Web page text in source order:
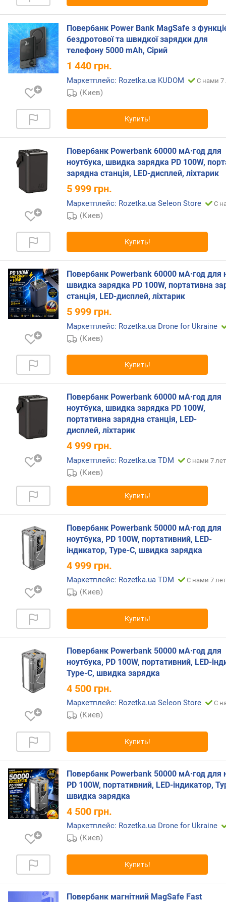
м
А
ч
)
б
с
п
о
в
о
я
а
я
(
В
т
)
S
C
(
ш
т
U
B
(
м
а
к
м
щ
н
о
т
ь
(
н
1
п
о
т
(
В
т
)
S
(
Повербанк Power Bank MagSafe з
бездротової та швидкої зарядки для
телефону 5000 mAh, Сірий
1 440 грн.
Маркетплейс: Rozetka.ua KUDOM С нами 7
(Киев)
Купить!
Повербанк Powerbank 60000 мА·год для
ноутбука, швидка зарядка PD 100W,
зарядна станція, LED-дисплей, ліхтарик
5 999 грн.
Маркетплейс: Rozetka.ua Seleon Store С
(Киев)
Купить!
Повербанк Powerbank 60000 мА·год для
швидка зарядка PD 100W, портативна
станція, LED-дисплей, ліхтарик
5 999 грн.
Маркетплейс: Rozetka.ua Drone for Ukraine
(Киев)
Купить!
Повербанк Powerbank 60000 мА·год для
ноутбука, швидка зарядка PD 100W,
портативна зарядна станція, LED-
дисплей, ліхтарик
4 999 грн.
Маркетплейс: Rozetka.ua TDM С нами 7 лет
(Киев)
Купить!
Повербанк Powerbank 50000 мА·год для
ноутбука, PD 100W, портативний, LED-
індикатор, Type-C, швидка зарядка
4 999 грн.
Маркетплейс: Rozetka.ua TDM С нами 7 лет
(Киев)
Купить!
Повербанк Powerbank 50000 мА·год для
ноутбука, PD 100W, портативний, LED-
Type-C, швидка зарядка
4 500 грн.
Маркетплейс: Rozetka.ua Seleon Store С
(Киев)
Купить!
Повербанк Powerbank 50000 мА·год для
PD 100W, портативний, LED-індикатор,
швидка зарядка
4 500 грн.
Маркетплейс: Rozetka.ua Drone for Ukraine
(Киев)
Купить!
Повербанк магнітний MagSafe Fast